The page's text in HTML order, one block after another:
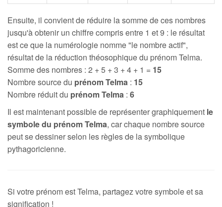
Ensuite, il convient de réduire la somme de ces nombres
jusqu'à obtenir un chiffre compris entre 1 et 9 : le résultat
est ce que la numérologie nomme "le nombre actif",
résultat de la réduction théosophique du prénom Telma.
Somme des nombres : 2 + 5 + 3 + 4 + 1 = 15
Nombre source du prénom Telma : 15
Nombre réduit du prénom Telma : 6
Il est maintenant possible de représenter graphiquement le
symbole du prénom Telma, car chaque nombre source
peut se dessiner selon les règles de la symbolique
pythagoricienne.
Si votre prénom est Telma, partagez votre symbole et sa
signification !